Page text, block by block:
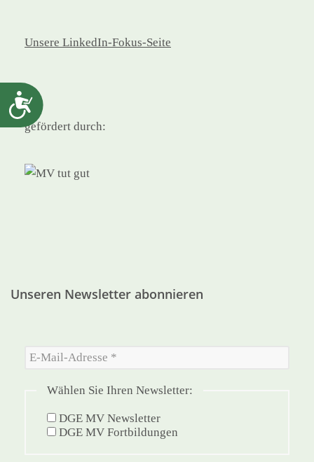
Barrierefreiheit
Unsere LinkedIn-Fokus-Seite
gefördert durch:
Unseren Newsletter abonnieren
Wählen Sie Ihren Newsletter:
DGE MV Newsletter
DGE MV Fortbildungen